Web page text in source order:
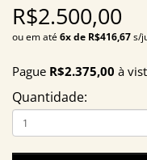
R$2.500,00
ou em até6x de R$416,67s/
Pague R$2.375,00 à
Quantidade: